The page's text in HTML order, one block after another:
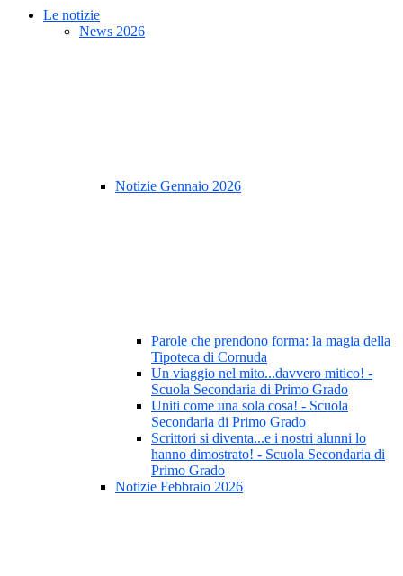
Le notizie
News 2026
Notizie Gennaio 2026
Parole che prendono forma: la magia della
Tipoteca di Cornuda
Un viaggio nel mito...davvero mitico! -
Scuola Secondaria di Primo Grado
Uniti come una sola cosa! - Scuola
Secondaria di Primo Grado
Scrittori si diventa...e i nostri alunni lo
hanno dimostrato! - Scuola Secondaria di
Primo Grado
Notizie Febbraio 2026